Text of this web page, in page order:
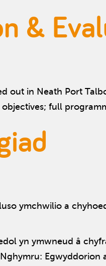
&
out in Neath Port
full
ymchwilio a
yn ymwneud â
Egwyddorion